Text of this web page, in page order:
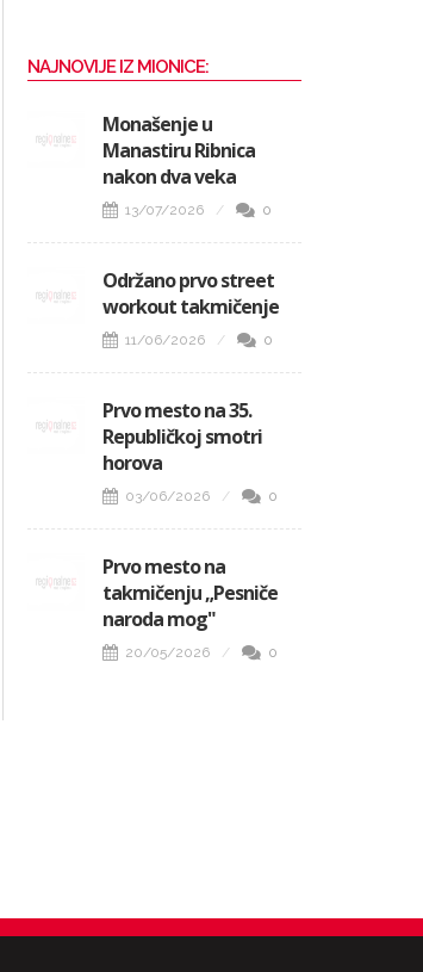
NAJNOVIJE IZ MIONICE:
Monašenje u
Manastiru Ribnica
nakon dva veka
13/07/2026 0
Održano prvo street
workout takmičenje
11/06/2026 0
Prvo mesto na 35.
Republičkoj smotri
horova
03/06/2026 0
Prvo mesto na
takmičenju „Pesniče
naroda mog"
20/05/2026 0